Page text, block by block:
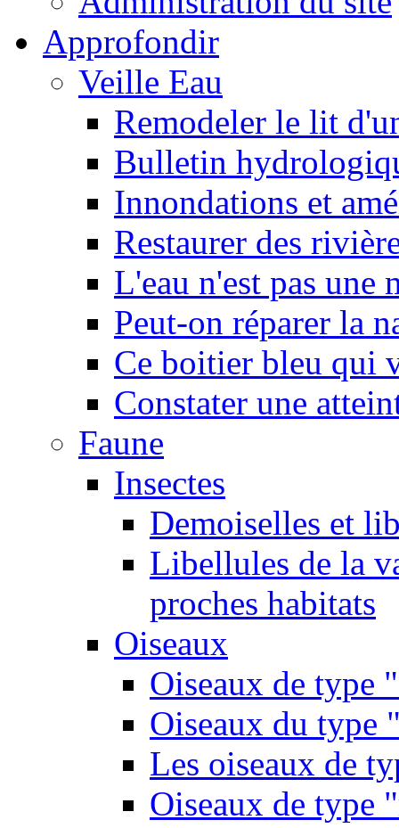
Approfondir
Veille Eau
Remodeler le lit
Bulletin
Innondations et
Restaurer des
L'eau n'est pas une
Peut-on réparer la
Ce boitier bleu qui
Constater une
Faune
Insectes
Demoiselles et
Libellules de la
proches habitats
Oiseaux
Oiseaux de type
Oiseaux du type
Les oiseaux de
Oiseaux de type